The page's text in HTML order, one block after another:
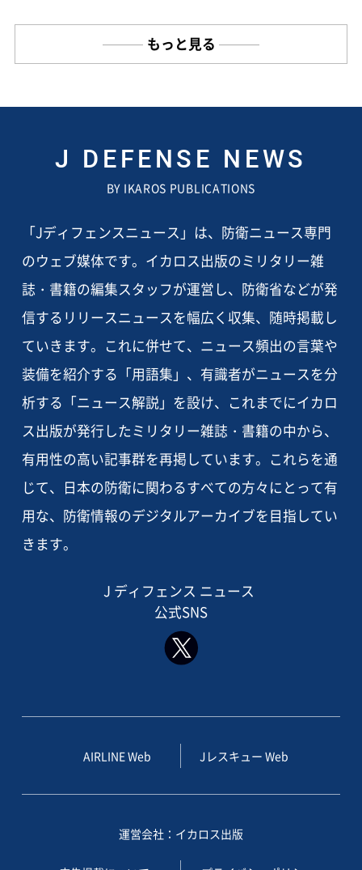
もっと見る
J DEFENSE NEWS
BY IKAROS PUBLICATIONS
「Jディフェンスニュース」は、防衛ニュース専門
のウェブ媒体です。イカロス出版のミリタリー雑
誌・書籍の編集スタッフが運営し、防衛省などが発
信するリリースニュースを幅広く収集、随時掲載し
ていきます。これに併せて、ニュース頻出の言葉や
装備を紹介する「用語集」、有識者がニュースを分
析する「ニュース解説」を設け、これまでにイカロ
ス出版が発行したミリタリー雑誌・書籍の中から、
有用性の高い記事群を再掲しています。これらを通
じて、日本の防衛に関わるすべての方々にとって有
用な、防衛情報のデジタルアーカイブを目指してい
きます。
J ディフェンス ニュース
公式SNS
AIRLINE Web Jレスキュー Web
運営会社：イカロス出版